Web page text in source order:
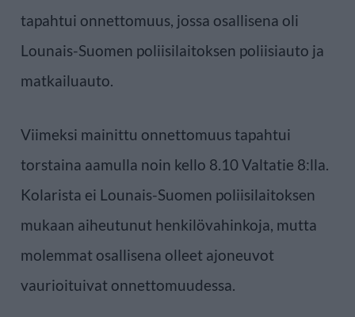
tapahtui onnettomuus, jossa osallisena oli
Lounais-Suomen poliisilaitoksen poliisiauto ja
matkailuauto.
Viimeksi mainittu onnettomuus tapahtui
torstaina aamulla noin kello 8.10 Valtatie 8:lla.
Kolarista ei Lounais-Suomen poliisilaitoksen
mukaan aiheutunut henkilövahinkoja, mutta
molemmat osallisena olleet ajoneuvot
vaurioituivat onnettomuudessa.